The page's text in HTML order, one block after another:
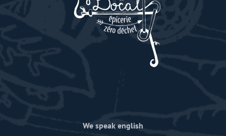
We speak english